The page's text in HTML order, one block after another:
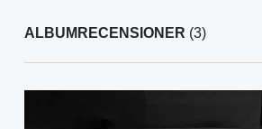
ALBUMRECENSIONER (3)